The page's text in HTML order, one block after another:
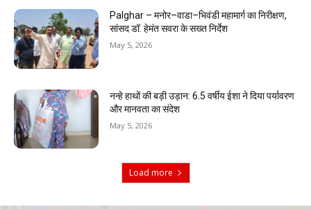
Palghar – मनोर–वाडा–भिवंडी महामार्ग का निरीक्षण,
सांसद डॉ. हेमंत सवरा के सख्त निर्देश
May 5, 2026
नन्हे हाथों की बड़ी उड़ान: 6.5 वर्षीय ईशा ने दिया पर्यावरण
और मानवता का संदेश
May 5, 2026
Load more